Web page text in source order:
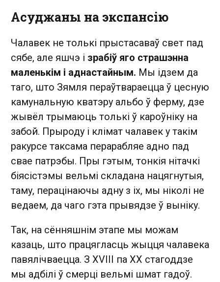
Асуджаны на экспансію
Чалавек не толькі прыстасаваў свет пад
сябе, але яшчэ і зрабіў яго страшэнна
маленькім і аднастайным. Мы ідзем да
таго, што Зямля пераўтвараецца ў цесную
камунальную кватэру альбо ў ферму, дзе
жывёл трымаюць толькі ў кароўніку на
забой. Прыроду і клімат чалавек у такім
ракурсе таксама перарабляе адно пад
свае патрэбы. Пры гэтым, тонкія нітачкі
біясістэмы вельмі складана нацягнутыя,
таму, перацінаючы адну з іх, мы ніколі не
ведаем, да чаго гэта прывядзе ў выніку.
Так, на сённяшнім этапе мы можам
казаць, што працягласць жыцця чалавека
павялічваецца. З XVIII па XX стагоддзе
мы адбілі ў смерці вельмі шмат гадоў.